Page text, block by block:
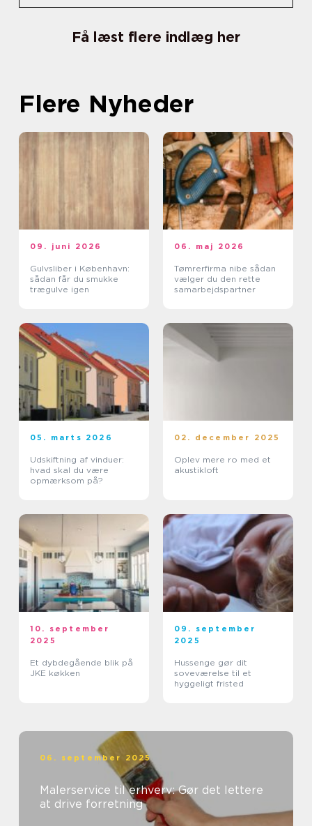
Få læst flere indlæg her
Flere Nyheder
09. juni 2026
Gulvsliber i København:
sådan får du smukke
trægulve igen
06. maj 2026
Tømrerfirma nibe sådan
vælger du den rette
samarbejdspartner
05. marts 2026
Udskiftning af vinduer:
hvad skal du være
opmærksom på?
02. december 2025
Oplev mere ro med et
akustikloft
10. september
2025
Et dybdegående blik på
JKE køkken
09. september
2025
Hussenge gør dit
soveværelse til et
hyggeligt fristed
06. september 2025
Malerservice til erhverv: Gør det lettere
at drive forretning